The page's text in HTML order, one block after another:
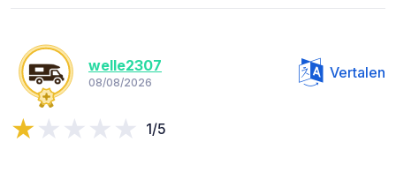
welle2307
08/08/2026
Vertalen
1/5